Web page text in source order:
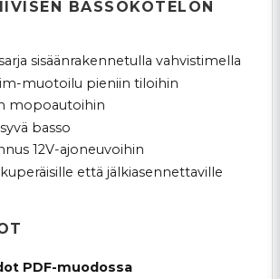
BASSOKOTELON
sisäänrakennetulla vahvistimella
muotoilu pieniin tiloihin
mopoautoihin
basso
12V-ajoneuvoihin
että jälkiasennettaville
PDF-muodossa